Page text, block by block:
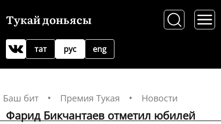
Тукай доньясы
рус
тат eng
Баш бит Премия Тукая Новости
Фарид Бикчантаев отметил юбилей